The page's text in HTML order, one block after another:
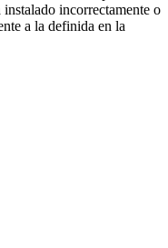
instalado incorrectamente o
a la definida en la